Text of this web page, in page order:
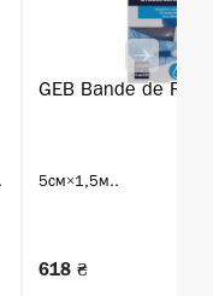
GEB Bande de
5см×1,5м..
618 ₴